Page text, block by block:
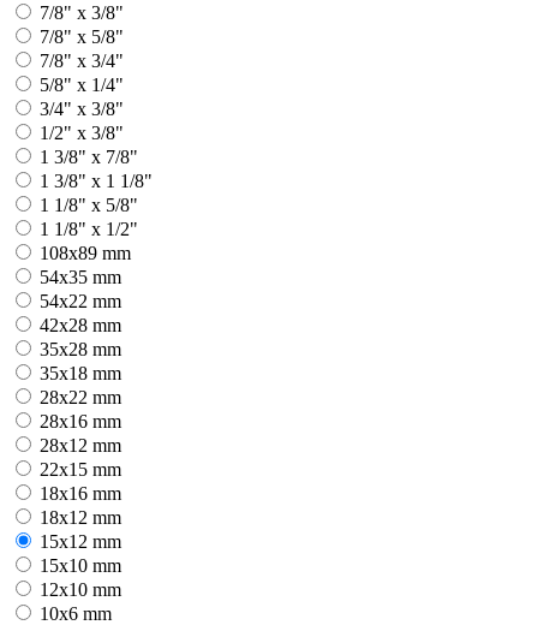
7/8" x 3/8"
7/8" x 5/8"
7/8" x 3/4"
5/8" x 1/4"
3/4" x 3/8"
1/2" x 3/8"
1 3/8" x 7/8"
1 3/8" x 1 1/8"
1 1/8" x 5/8"
1 1/8" x 1/2"
108x89 mm
54x35 mm
54x22 mm
42x28 mm
35x28 mm
35x18 mm
28x22 mm
28x16 mm
28x12 mm
22x15 mm
18x16 mm
18x12 mm
15x12 mm
15x10 mm
12x10 mm
10x6 mm